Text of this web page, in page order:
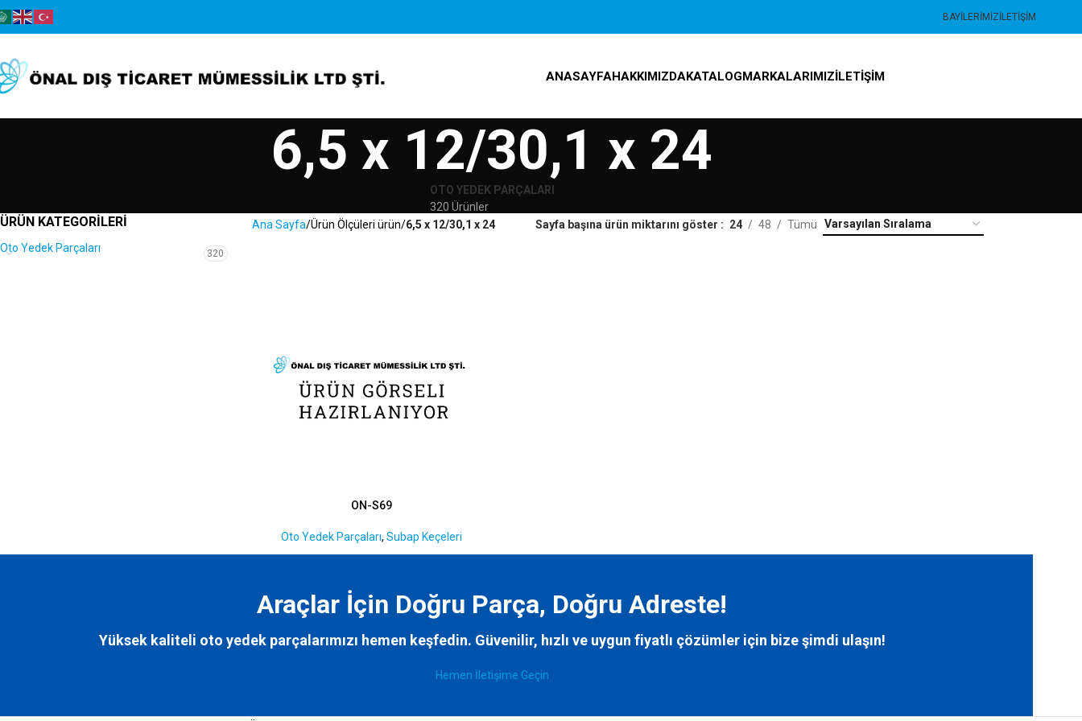
BAYILERIMIZİLETIŞIM
ANASAYFAHAKKIMIZDAKATALOGMARKALARIMIZİLETIŞIM
6,5 x 12/30,1 x 24
OTO YEDEK PARÇALARI
320 Ürünler
ÜRÜN KATEGORILERI
Oto Yedek Parçaları 320
Ana Sayfa Ürün Ölçüleri ürün 6,5 x 12/30,1 x 24 Sayfa başına ürün miktarını göster 24 48 Tümü
ON-S69
Oto Yedek Parçaları, Subap Keçeleri
Araçlar İçin Doğru Parça, Doğru Adreste!
Yüksek kaliteli oto yedek parçalarımızı hemen keşfedin. Güvenilir, hızlı ve uygun fiyatlı çözümler için bizeşimdi ulaşın!
Hemen İletişime Geçin